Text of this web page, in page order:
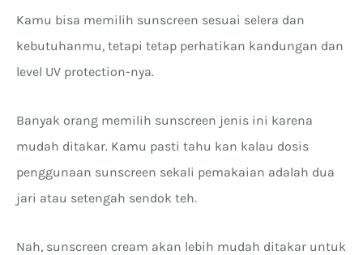
Kamu bisa memilih sunscreen sesuai selera dan
kebutuhanmu, tetapi tetap perhatikan kandungan dan
level UV protection-nya.
Banyak orang memilih sunscreen jenis ini karena
mudah ditakar. Kamu pasti tahu kan kalau dosis
penggunaan sunscreen sekali pemakaian adalah dua
jari atau setengah sendok teh.
Nah, sunscreen cream akan lebih mudah ditakar untuk